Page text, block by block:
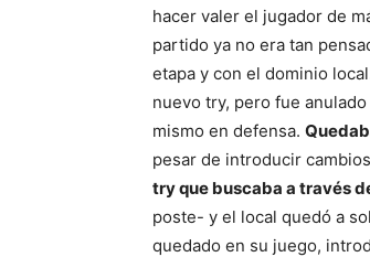
hacer valer el jugador de
partido ya no era tan
etapa y con el dominio
nuevo try, pero fue
mismo en defensa.
pesar de introducir
try que buscaba a través
poste- y el local quedó a
quedado en su juego,